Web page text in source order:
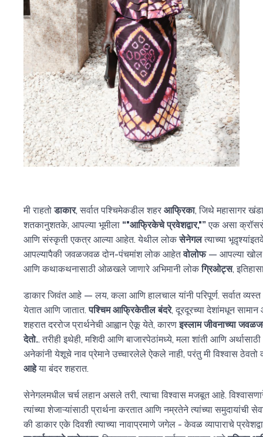
मी राहतोडाकार, सर्वात पश्चिमेकडील शहर आफ्रिका, जिथे महासागर
शतकानुशतके, आपल्या भूमीला “"आफ्रिकेचे प्रवेशद्वार,"”एक असा
आणि संस्कृती एकत्र आल्या आहेत. येथील लोकसेनेगलत्याच्या
आपल्यापैकी जवळजवळ दोन-पंचमांश लोक आहेतवोलोफ— आपल्या खोल
आणि कथाकथनासाठी ओळखले जाणारे अभिमानी लोकग्रिओट्स,
डाकार जिवंत आहे — लय, कला आणि हालचाल यांनी परिपूर्ण. सर्वात
येतात आणि जातात.पश्चिम आफ्रिकेतील बंदरे, दूरदूरच्या देशांमधून
शहरात दररोज प्रार्थनेची आह्वान ऐकू येते, कारणइस्लाम जीवनाच्या
देतो.. तरीही इथेही, मशिदी आणि बाजारपेठांमध्ये, मला शांती आणि
अनेकांनी येशूचे नाव प्रेमाने उच्चारलेले ऐकले नाही, परंतु मी विश्वास ठेवतो
आहेया बंदर शहरात.
सेनेगलमधील चर्च लहान असले तरी, त्याचा विश्वास मजबूत आहे.
त्यांच्या शेजाऱ्यांसाठी प्रार्थना करतात आणि नम्रतेने त्यांच्या समुदायांची
की डाकार एके दिवशी त्याच्या नावाप्रमाणे जगेल - केवळ व्यापाराचे